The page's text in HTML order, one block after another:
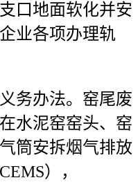
口地面软化并安
业各项办理轨
办法。窑尾废
水泥窑窑头、窑
筒安拆烟气排放
），